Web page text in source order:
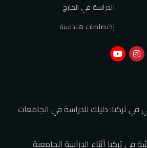
الدراسة في الخارج
إختصاصات هندسية
في تركيا: دليلك للدراسة في الجامعات
تركيا أثناء الدراسة الجامعية